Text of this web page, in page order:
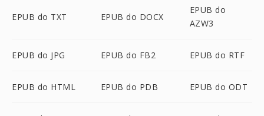
EPUB do TXT EPUB do DOCX
EPUB do
AZW3
EPUB do JPG EPUB do FB2 EPUB do RTF
EPUB do HTML EPUB do PDB EPUB do ODT